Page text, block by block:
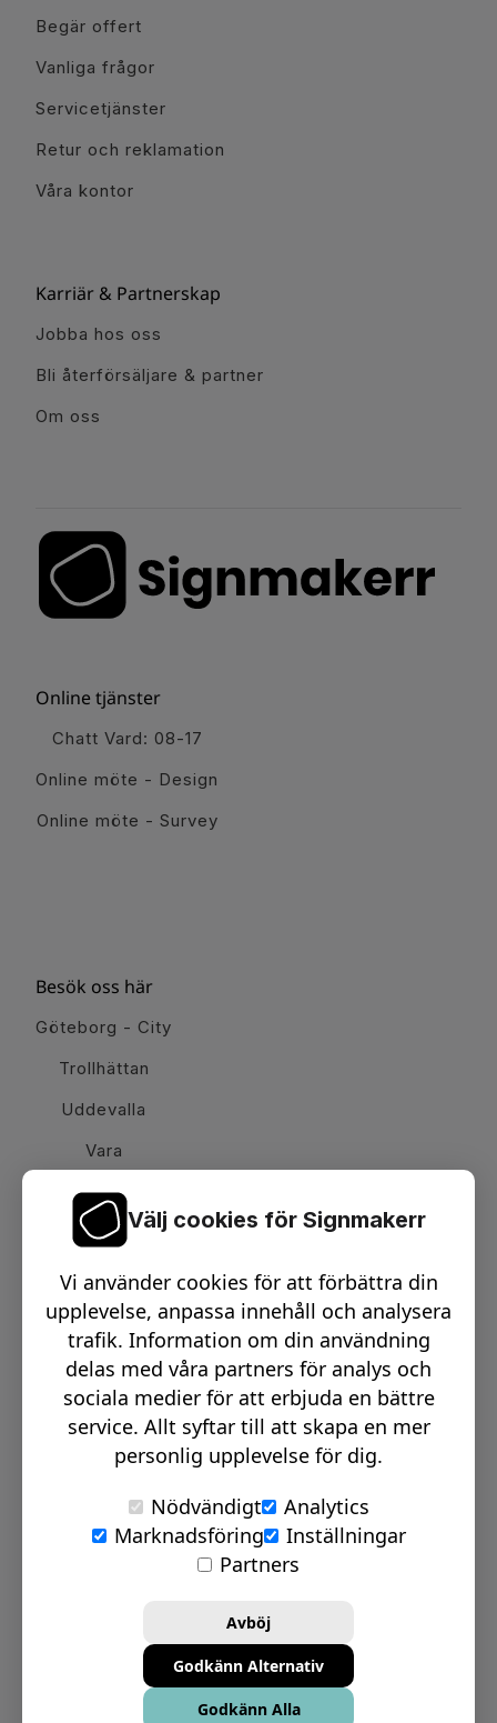
Begär offert
Vanliga frågor
Servicetjänster
Retur och reklamation
Våra kontor
Karriär & Partnerskap
Jobba hos oss
Bli återförsäljare & partner
Om oss
Online tjänster
Chatt Vard: 08-17
Online möte - Design
Online möte - Survey
Besök oss här
Göteborg - City
Trollhättan
Uddevalla
Vara
Email:info@signmakerr.se
PSST, HÄNG MED PÅ VÅR RESA!
© Signmakerr 2022 - 2026
Integritetspolicy
Ansvarsfullt avslöjandepolicy
Bolagsinformation
Välj cookies för Signmakerr
Vi använder cookies för att förbättra din
upplevelse, anpassa innehåll och analysera
trafik. Information om din användning
delas med våra partners för analys och
sociala medier för att erbjuda en bättre
service. Allt syftar till att skapa en mer
personlig upplevelse för dig.
Nödvändigt
Analytics
Marknadsföring
Inställningar
Partners
Avböj
Godkänn Alternativ
Godkänn Alla